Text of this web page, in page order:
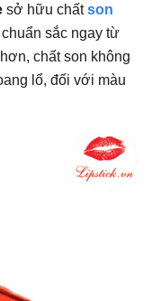
sở hữu chấtson
sắc ngay từ
chất son không
lổ, đối với màu